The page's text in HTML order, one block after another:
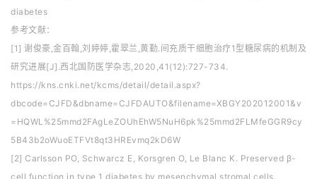
diabetes
参考文献：
[1] 谢俊豪,金百翰,刘婷婷,霍翠兰,黄勤.间充质干细胞治疗1型糖尿病的机制及
研究进展[J].西北国防医学杂志,2020,41(12):727-734.
https://kns.cnki.net/kcms/detail/detail.aspx?
dbcode=CJFD&dbname=CJFDAUTO&filename=XBGY202012001&v
=HQWL%25mmd2FAgLeZOUhEhW5NuH6pk%25mmd2FLMfeGGR9cy
5B43b2oWuoETFVt8qt3HREvmq2kD6W
[2] Carlsson PO, Schwarcz E, Korsgren O, Le Blanc K. Preserved β-
cell function in type 1 diabetes by mesenchymal stromal cells.